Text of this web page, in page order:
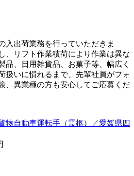
出荷業務を行っていただきま
リフト作業積荷により作業は異な
、日用雑貨品、お菓子等、幅広く
扱いに慣れるまで、先輩社員がフォ
、異業種の方も安心してご応募くだ
物自動車運転手（霊柩）／愛媛県四